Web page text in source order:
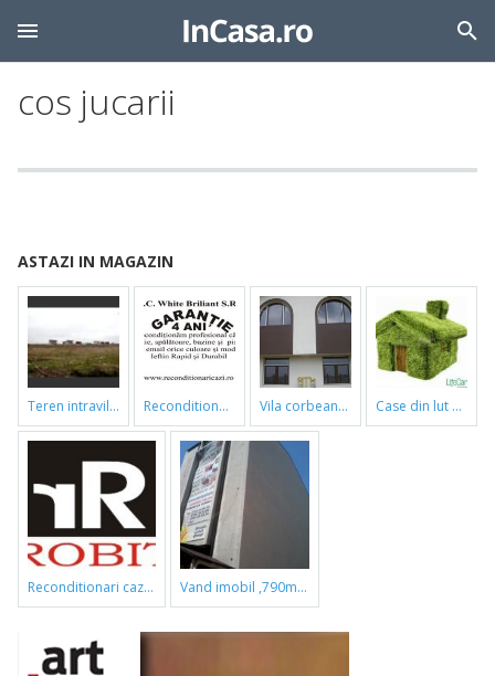
cos jucarii
ASTAZI IN MAGAZIN
teren intravilan reconditionari cazi de baie vila corbeanca case din lut si paie
reconditionari cazi de baie vand imobil ,790m,piata gorjului,pret negociabil